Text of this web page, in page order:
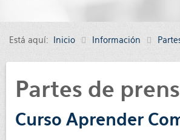
Está aquí: Inicio Información
Partes de
Curso Aprender